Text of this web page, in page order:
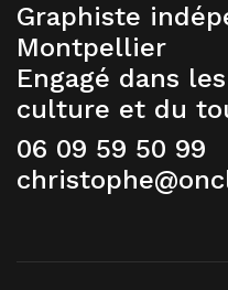
Graphiste
Montpellier
Engagé dans
culture et du
06 09 59 50 99